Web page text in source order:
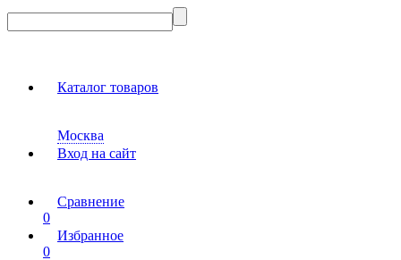
Каталог товаров
Москва
Вход на сайт
Сравнение
0
Избранное
0